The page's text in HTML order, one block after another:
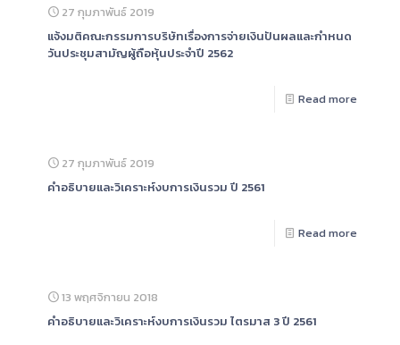
27 กุมภาพันธ์ 2019
แจ้งมติคณะกรรมการบริษัทเรื่องการจ่ายเงินปันผลและกำหนด
วันประชุมสามัญผู้ถือหุ้นประจำปี 2562
Read more
27 กุมภาพันธ์ 2019
คำอธิบายและวิเคราะห์งบการเงินรวม ปี 2561
Read more
13 พฤศจิกายน 2018
คำอธิบายและวิเคราะห์งบการเงินรวม ไตรมาส 3 ปี 2561